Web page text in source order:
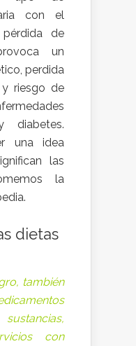
con el
de
un
perdida
riesgo de
diabetes.
una idea
las
la
dietas
también
con